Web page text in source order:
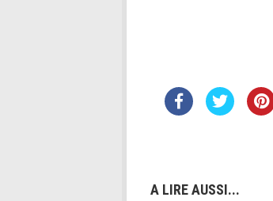
A LIRE AUSSI...